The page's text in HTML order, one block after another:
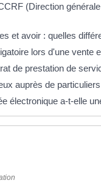
(Direction
et avoir : quelles
lors d'une vente
de prestation de
auprès de
électronique a-t-elle